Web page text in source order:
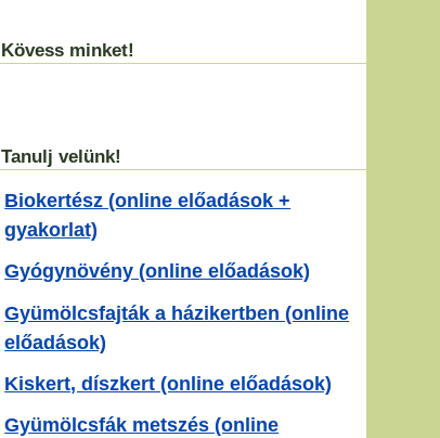
Kövess minket!
Tanulj velünk!
Biokertész (online előadások +
gyakorlat)
Gyógynövény (online előadások)
Gyümölcsfajták a házikertben (online
előadások)
Kiskert, díszkert (online előadások)
Gyümölcsfák metszés (online